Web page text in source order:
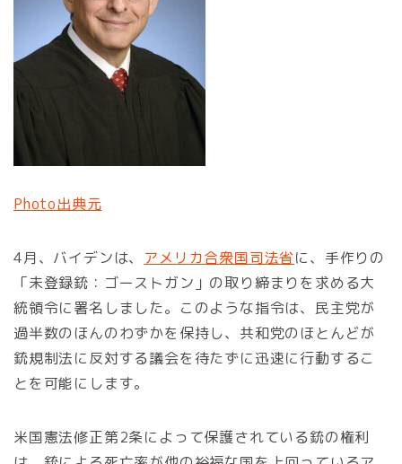
Photo出典元
4月、バイデンは、 アメリカ合衆国司法省に、手作りの
「未登録銃：ゴーストガン」の取り締まりを求める大
統領令に署名しました。このような指令は、民主党が
過半数のほんのわずかを保持し、共和党のほとんどが
銃規制法に反対する議会を待たずに迅速に行動するこ
とを可能にします。
米国憲法修正第2条によって保護されている銃の権利